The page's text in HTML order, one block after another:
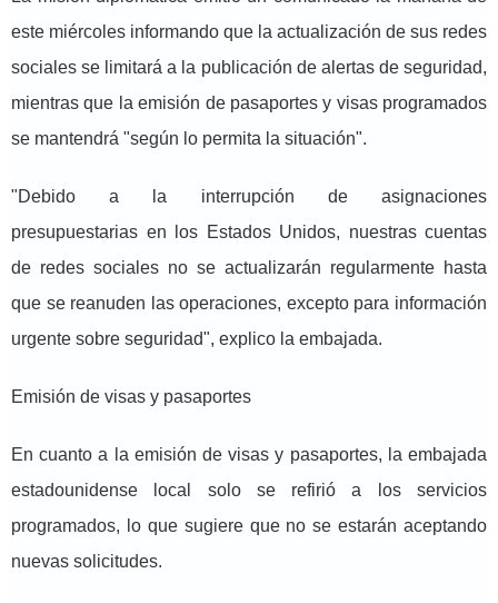
este miércoles informando que la actualización de sus redes
sociales se limitará a la publicación de alertas de seguridad,
mientras que la emisión de pasaportes y visas programados
se mantendrá "según lo permita la situación".
"Debido a la interrupción de asignaciones
presupuestarias en los Estados Unidos, nuestras cuentas
de redes sociales no se actualizarán regularmente hasta
que se reanuden las operaciones, excepto para información
urgente sobre seguridad", explico la embajada.
Emisión de visas y pasaportes
En cuanto a la emisión de visas y pasaportes, la embajada
estadounidense local solo se refirió a los servicios
programados, lo que sugiere que no se estarán aceptando
nuevas solicitudes.